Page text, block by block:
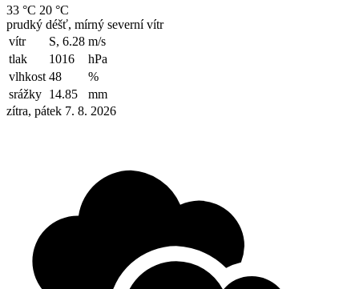
33 °C 20 °C
prudký déšť, mírný severní vítr
vítr
S, 6.28 m/s
tlak
1016
hPa
vlhkost 48
%
srážky 14.85
mm
zítra, pátek 7. 8. 2026